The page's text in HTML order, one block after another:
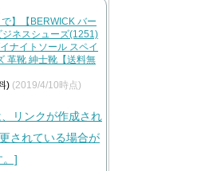
】【BERWICK バー
ネスシューズ(1251)
ナイトソール スペイ
革靴 紳士靴【送料無
) (2019/4/10時点)